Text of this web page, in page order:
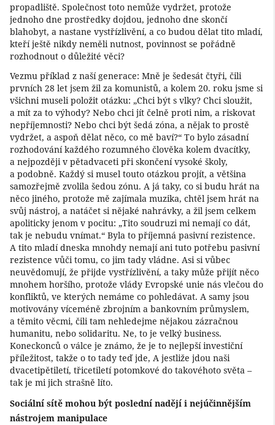
propadliště. Společnost toto nemůže vydržet, protože
jednoho dne prostředky dojdou, jednoho dne skončí
blahobyt, a nastane vystřízlivění, a co budou dělat tito mladí,
kteří ještě nikdy neměli nutnost, povinnost se pořádně
rozhodnout o důležité věci?
Vezmu příklad z naší generace: Mně je šedesát čtyři, čili
prvních 28 let jsem žil za komunistů, a kolem 20. roku jsme si
všichni museli položit otázku: „Chci být s vlky? Chci sloužit,
a mít za to výhody? Nebo chci jít čelně proti nim, a riskovat
nepříjemnosti? Nebo chci být šedá zóna, a nějak to prostě
vydržet, a aspoň dělat něco, co mě baví?“ To bylo zásadní
rozhodování každého rozumného člověka kolem dvacítky,
a nejpozději v pětadvaceti při skončení vysoké školy,
a podobně. Každý si musel touto otázkou projít, a většina
samozřejmě zvolila šedou zónu. A já taky, co si budu hrát na
něco jiného, protože mě zajímala muzika, chtěl jsem hrát na
svůj nástroj, a natáčet si nějaké nahrávky, a žil jsem celkem
apoliticky jenom v pocitu: „Tito soudruzi mi nemají co dát,
tak je nebudu vnímat.“ Byla to příjemná pasivní rezistence.
A tito mladí dneska mnohdy nemají ani tuto potřebu pasivní
rezistence vůči tomu, co jim tady vládne. Asi si vůbec
neuvědomují, že přijde vystřízlivění, a taky může přijít něco
mnohem horšího, protože vlády Evropské unie nás vlečou do
konfliktů, ve kterých nemáme co pohledávat. A samy jsou
motivovány víceméně zbrojním a bankovním průmyslem,
a těmito věcmi, čili tam nehledejme nějakou zázračnou
humanitu, nebo solidaritu. Ne, to je velký business.
Koneckonců o válce je známo, že je to nejlepší investiční
příležitost, takže o to tady teď jde, A jestliže jdou naši
dvacetipětiletí, třicetiletí potomkové do takovéhoto světa –
tak je mi jich strašně líto.
Sociální sítě mohou být poslední nadějí i nejúčinnějším
nástrojem manipulace